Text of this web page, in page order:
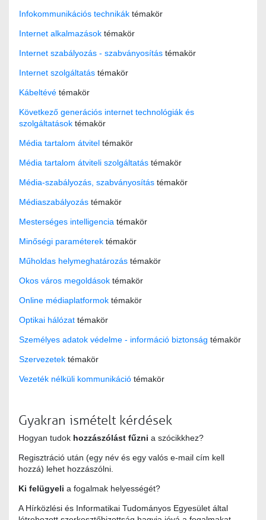
Infokommunikációs technikák témakör
Internet alkalmazások témakör
Internet szabályozás - szabványosítás témakör
Internet szolgáltatás témakör
Kábeltévé témakör
Következő generációs internet technológiák és
szolgáltatások témakör
Média tartalom átvitel témakör
Média tartalom átviteli szolgáltatás témakör
Média-szabályozás, szabványosítás témakör
Médiaszabályozás témakör
Mesterséges intelligencia témakör
Minőségi paraméterek témakör
Műholdas helymeghatározás témakör
Okos város megoldások témakör
Online médiaplatformok témakör
Optikai hálózat témakör
Személyes adatok védelme - információ biztonság témakör
Szervezetek témakör
Vezeték nélküli kommunikáció témakör
Gyakran ismételt kérdések
Hogyan tudok hozzászólást fűzni a szócikkhez?
Regisztráció után (egy név és egy valós e-mail cím kell
hozzá) lehet hozzászólni.
Ki felügyeli a fogalmak helyességét?
A Hírközlési és Informatikai Tudományos Egyesület által